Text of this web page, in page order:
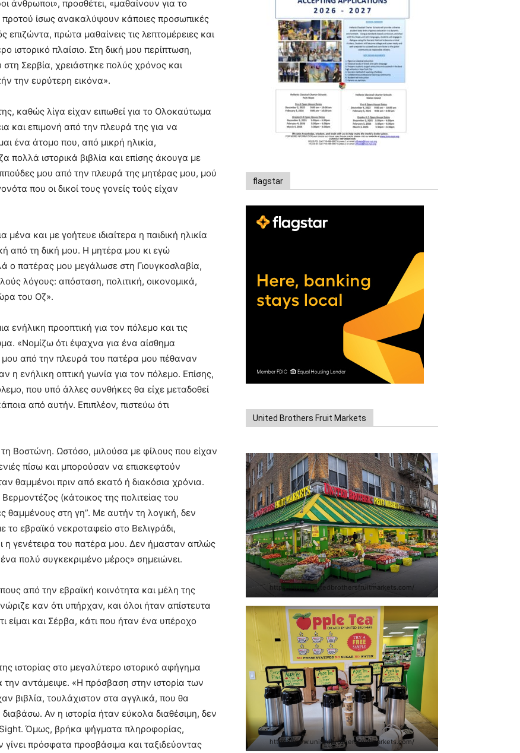
άνθρωποι», προσθέτει, «μαθαίνουν για το
προτού ίσως ανακαλύψουν κάποιες προσωπικές
επιζώντα, πρώτα μαθαίνεις τις λεπτομέρειες και
ιστορικό πλαίσιο. Στη δική μου περίπτωση,
Σερβία, χρειάστηκε πολύς χρόνος και
την ευρύτερη εικόνα».
καθώς λίγα είχαν ειπωθεί για το Ολοκαύτωμα
και επιμονή από την πλευρά της για να
ένα άτομο που, από μικρή ηλικία,
πολλά ιστορικά βιβλία και επίσης άκουγα με
μου από την πλευρά της μητέρας μου, μού
που οι δικοί τους γονείς τούς είχαν
και με γοήτευε ιδιαίτερα η παιδική ηλικία
από τη δική μου. Η μητέρα μου κι εγώ
ο πατέρας μου μεγάλωσε στη Γιουγκοσλαβία,
λόγους: απόσταση, πολιτική, οικονομικά,
του Οζ».
ενήλικη προοπτική για τον πόλεμο και τις
«Νομίζω ότι έψαχνα για ένα αίσθημα
μου από την πλευρά του πατέρα μου πέθαναν
η ενήλικη οπτική γωνία για τον πόλεμο. Επίσης,
που υπό άλλες συνθήκες θα είχε μεταδοθεί
από αυτήν. Επιπλέον, πιστεύω ότι
τη Βοστώνη. Ωστόσο, μιλούσα με φίλους που είχαν
πίσω και μπορούσαν να επισκεφτούν
θαμμένοι πριν από εκατό ή διακόσια χρόνια.
(κάτοικος της πολιτείας του
θαμμένους στη γη”. Με αυτήν τη λογική, δεν
εβραϊκό νεκροταφείο στο Βελιγράδι,
η γενέτειρα του πατέρα μου. Δεν ήμασταν απλώς
πολύ συγκεκριμένο μέρος» σημειώνει.
από την εβραϊκή κοινότητα και μέλη της
καν ότι υπήρχαν, και όλοι ήταν απίστευτα
είμαι και Σέρβα, κάτι που ήταν ένα υπέροχο
ιστορίας στο μεγαλύτερο ιστορικό αφήγημα
αντάμειψε. «Η πρόσβαση στην ιστορία των
βιβλία, τουλάχιστον στα αγγλικά, που θα
Αν η ιστορία ήταν εύκολα διαθέσιμη, δεν
Sight. Όμως, βρήκα ψήγματα πληροφορίας,
πρόσφατα προσβάσιμα και ταξιδεύοντας
flagstar
United Brothers Fruit Markets
https://www.unitedbrothersfruitmarkets.com/
https://www.unitedbrothersfruitmarkets.com/